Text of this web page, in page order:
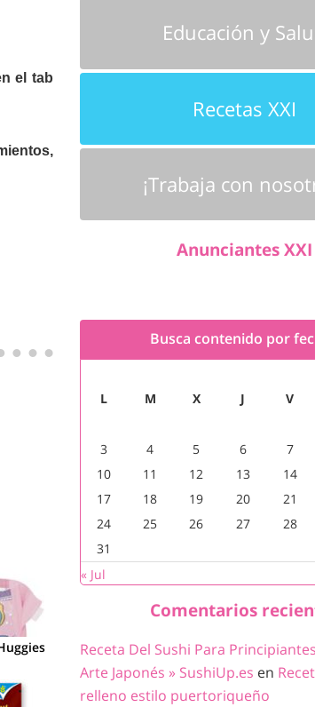
el tab
Educación y
Recetas XXI
¡Trabaja con
Anunciantes XXI
Busca contenido por
L M X J V
3
4 5 6 7
10
11 12 13 14
17
18 19 20 21
24
25 26 27 28
31
« Jul
Comentarios
Receta Del Sushi Para
Arte Japonés » SushiUp.es en
relleno estilo puertoriqueño